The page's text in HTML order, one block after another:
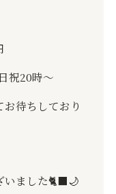
祝20時〜
お待ちしており
いました🐈‍⬛🌙